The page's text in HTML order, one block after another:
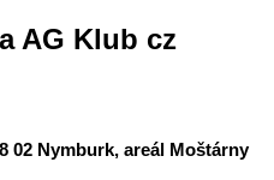
AG Klub cz
02 Nymburk, areál Moštárny